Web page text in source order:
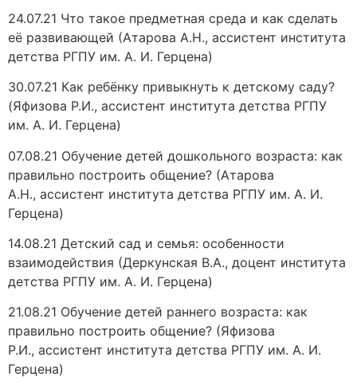
24.07.21 Что такое предметная среда и как сделать
её развивающей (Атарова А.Н., ассистент института
детства РГПУ им. А. И. Герцена)
30.07.21 Как ребёнку привыкнуть к детскому саду?
(Яфизова Р.И., ассистент института детства РГПУ
им. А. И. Герцена)
07.08.21 Обучение детей дошкольного возраста: как
правильно построить общение? (Атарова
А.Н., ассистент института детства РГПУ им. А. И.
Герцена)
14.08.21 Детский сад и семья: особенности
взаимодействия (Деркунская В.А., доцент института
детства РГПУ им. А. И. Герцена)
21.08.21 Обучение детей раннего возраста: как
правильно построить общение? (Яфизова
Р.И., ассистент института детства РГПУ им. А. И.
Герцена)